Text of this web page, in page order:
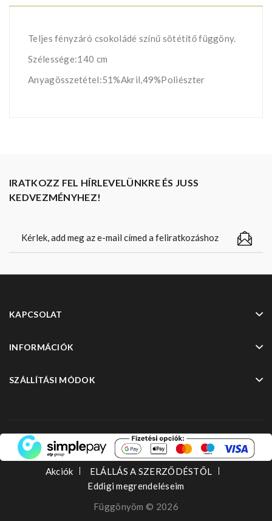
Teljes fényzáró csokoládé színű sötétítő függöny.
Szélessége:140 cm
Anyagösszetétel:51%Akril,49%Poliészter
IRATKOZZ FEL HÍRLEVELÜNKRE ÉS JUSS
KEDVEZMÉNYHEZ!
KAPCSOLAT
INFORMÁCIÓK
SZÁLLÍTÁSI MÓDOK
Akciók
ELÁLLÁS A SZERZŐDÉSTŐL
Eddigi megrendeléseim
Függönyöm © 2026